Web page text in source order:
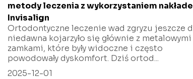
metody leczenia z wykorzystaniem
Invisalign
Ortodontyczne leczenie wad zgryzu jeszcze
niedawna kojarzyło się głównie z metalowymi
zamkami, które były widoczne i często
powodowały dyskomfort. Dziś ortod...
2025-12-01